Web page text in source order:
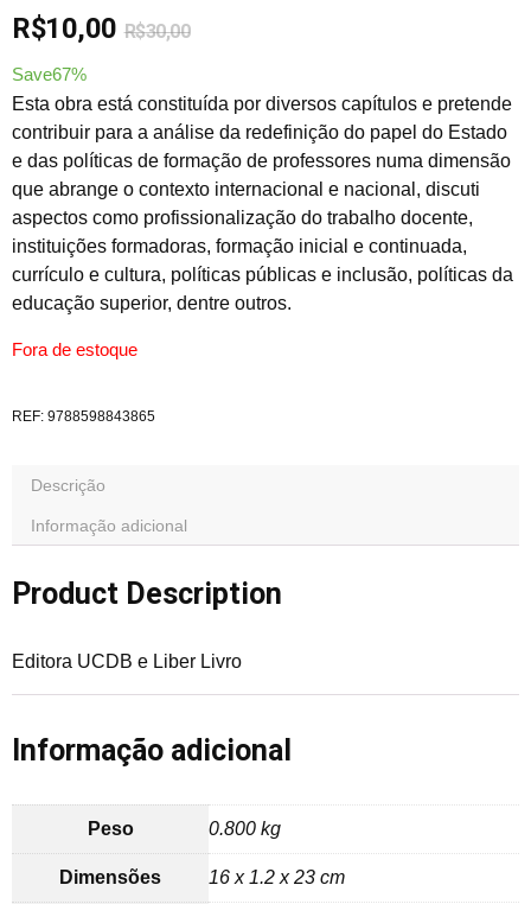
R$30,00
R$10,00
Save67%
Esta obra está constituída por diversos capítulos e pretende
contribuir para a análise da redefinição do papel do Estado
e das políticas de formação de professores numa dimensão
que abrange o contexto internacional e nacional, discuti
aspectos como profissionalização do trabalho docente,
instituições formadoras, formação inicial e continuada,
currículo e cultura, políticas públicas e inclusão, políticas da
educação superior, dentre outros.
Fora de estoque
REF: 9788598843865
Descrição
Informação adicional
Product Description
Editora UCDB e Liber Livro
Informação adicional
Peso 0.800 kg
Dimensões 16 x 1.2 x 23 cm